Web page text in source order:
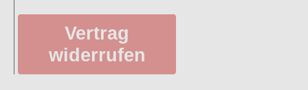
Vertrag
widerrufen